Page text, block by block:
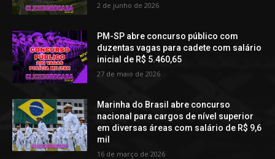
2 de junho de 2026
PM-SP abre concurso público com
duzentas vagas para cadete com salário
inicial de R$ 5.460,65
27 de maio de 2026
Marinha do Brasil abre concurso
nacional para cargos de nível superior
em diversas áreas com salário de R$ 9,6
mil
16 de março de 2026